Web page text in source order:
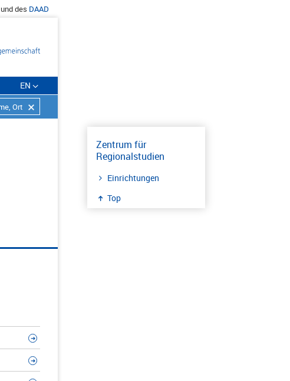
und des DAAD
EN
Zentrum für
Regionalstudien
Einrichtungen
Top